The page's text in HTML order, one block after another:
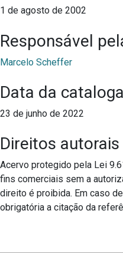
1 de agosto de 2002
Responsável
Marcelo Scheffer
Data da
23 de junho de 2022
Direitos autorais
Acervo protegido pela Lei
fins comerciais sem a
direito é proibida. Em caso
obrigatória a citação da